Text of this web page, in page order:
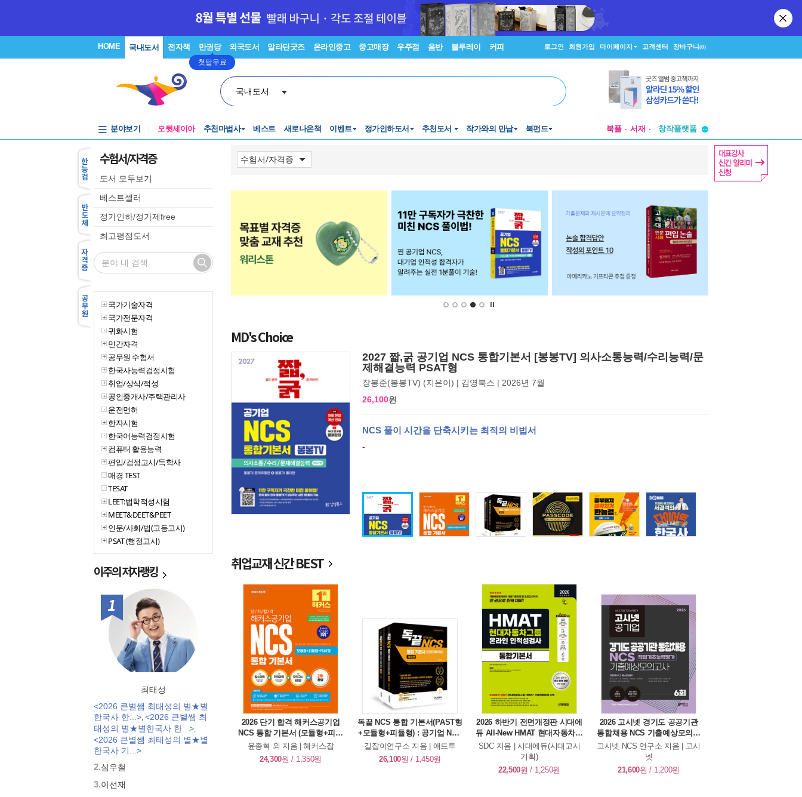
HOME 국내도서 전자책 만권당
첫달무료
외국도서 알라딘굿즈 온라인중고 중고매장 우주점 음반 블루레이 커피 로그인 회원가입 마이페이지 고객센터 장바구니(0)
국내도서
분야보기 오뒷세이아 추천마법사 베스트 새로나온책 이벤트 정가인하도서 추천도서 작가와의 만남 북펀드 북플 서재
창작플랫폼
수험서/자격증
도서 모두보기
베스트셀러
정가인하/정가제free
최고평점도서
국가기술자격
국가전문자격
귀화시험
민간자격
공무원 수험서
한국사능력검정시험
취업/상식/적성
공인중개사/주택관리사
운전면허
한자시험
한국어능력검정시험
컴퓨터 활용능력
편입/검정고시/독학사
매경 TEST
TESAT
LEET:법학적성시험
MEET&DEET&PEET
인문/사회/법(고등고시)
PSAT (행정고시)
이주의저자랭킹
1위
최태성
<2026 큰별쌤 최태성의 별★별
한국사 한...>, <2026 큰별쌤 최
태성의 별★별한국사 한...>,
<2026 큰별쌤 최태성의 별★별
한국사 기...>
2.심우철
3.이선재
MD'sChoice
2027 짧,굵 공기업 NCS 통합기본서 [봉봉TV] 의사소통능력/수리능력/문
제해결능력 PSAT형
장봉준(봉봉TV) (지은이) | 김영북스 | 2026년 7월
26,100원
NCS 풀이 시간을 단축시키는 최적의 비법서
-
취업교재 신간 BEST
2026 단기 합격 해커스공기업
NCS 통합 기본서 (모듈형+피듈
형+PSAT형+모의고사 6회분)
윤종혁 외 지음 | 해커스잡
24,300원 / 1,350원
독끝 NCS 통합 기본서(PAST형
+모듈형+피듈형) : 공기업 NCS
대비 세트 - 전2권
길잡이연구소 지음 | 애드투
26,100원 / 1,450원
2026 하반기 전면개정판 시대에
듀 All-New HMAT 현대자동차그
룹 온라인 인적성검사 통합기본
서
SDC 지음 | 시대에듀(시대고시
기획)
22,500원 / 1,250원
2026 고시넷 경기도 공공기관
통합채용 NCS 기출예상모의고
사 6회
고시넷 NCS 연구소 지음 | 고시
넷
21,600원 / 1,200원